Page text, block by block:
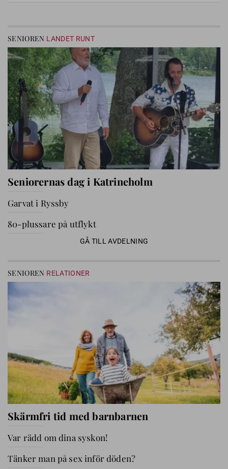
SENIOREN LANDET RUNT
Seniorernas dag i Katrineholm
Garvat i Ryssby
80-plussare på utflykt
GÅ TILL AVDELNING
SENIOREN RELATIONER
Skärmfri tid med barnbarnen
Var rädd om dina syskon!
Tänker man på sex inför döden?